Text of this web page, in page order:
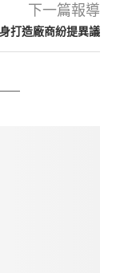
下一篇報導
打造廠商紛提異議